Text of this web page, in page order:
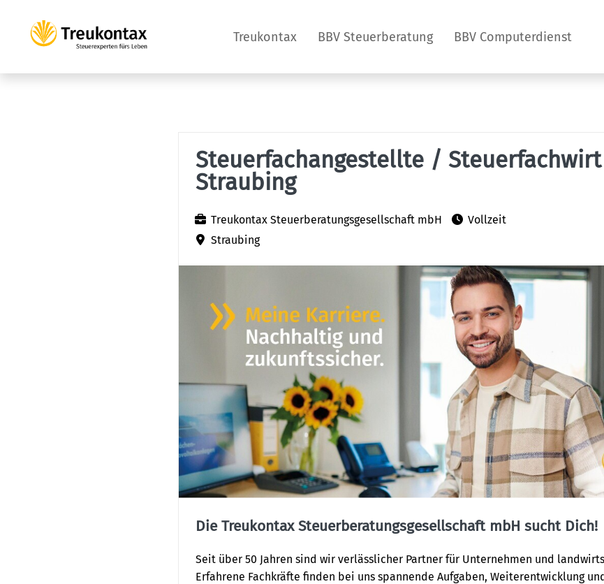
Treukontax BBV Steuerberatung BBV Computerdienst
Steuerfachangestellte /
Straubing
Treukontax Steuerberatungsgesellschaft mbH
Straubing
Vollzeit
Die Treukontax Steuerberatungsgesellschaft mbH sucht Dich!
Seit über 50 Jahren sind wir verlässlicher Partner für Unternehmen und
Erfahrene Fachkräfte finden bei uns spannende Aufgaben, Weiterentwicklung